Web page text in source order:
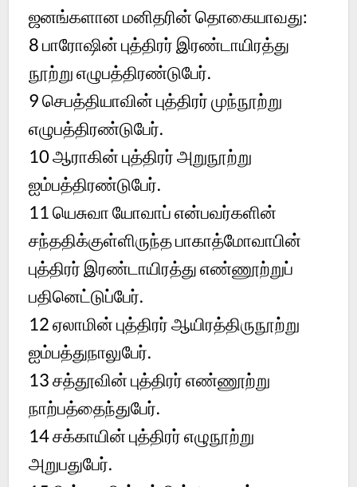
ஜனங்களான மனிதரின் தொகையாவது:
8 பாரோஷின் புத்திரர் இரண்டாயிரத்து
நூற்று எழுபத்திரண்டுபேர்.
9 செபத்தியாவின் புத்திரர் முந்நூற்று
எழுபத்திரண்டுபேர்.
10 ஆராகின் புத்திரர் அறுநூற்று
ஐம்பத்திரண்டுபேர்.
11 யெசுவா யோவாப் என்பவர்களின்
சந்ததிக்குள்ளிருந்த பாகாத்மோவாபின்
புத்திரர் இரண்டாயிரத்து எண்ணூற்றுப்
பதினெட்டுப்பேர்.
12 ஏலாமின் புத்திரர் ஆயிரத்திருநூற்று
ஐம்பத்துநாலுபேர்.
13 சத்தூவின் புத்திரர் எண்ணூற்று
நாற்பத்தைந்துபேர்.
14 சக்காயின் புத்திரர் எழுநூற்று
அறுபதுபேர்.